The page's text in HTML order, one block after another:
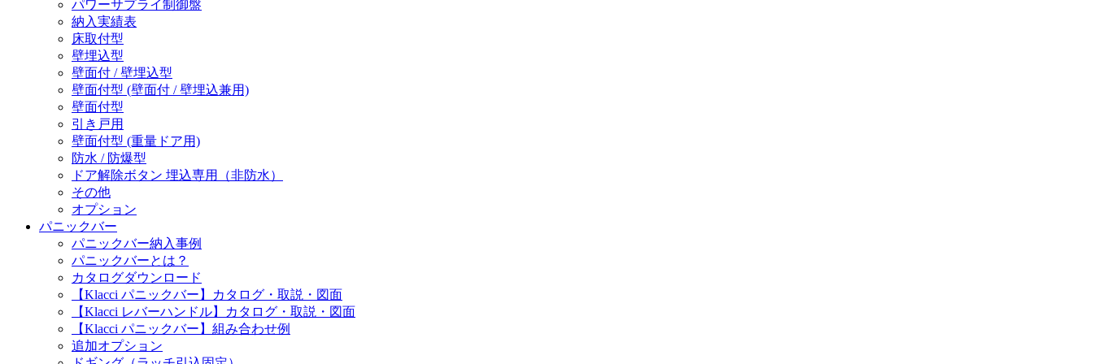
パワーサプライ制御盤
納入実績表
床取付型
壁埋込型
壁面付 / 壁埋込型
壁面付型 (壁面付 / 壁埋込兼用)
壁面付型
引き戸用
壁面付型 (重量ドア用)
防水 / 防爆型
ドア解除ボタン 埋込専用（非防水）
その他
オプション
パニックバー
パニックバー納入事例
パニックバーとは？
カタログダウンロード
【Klacci パニックバー】カタログ・取説・図面
【Klacci レバーハンドル】カタログ・取説・図面
【Klacci パニックバー】組み合わせ例
追加オプション